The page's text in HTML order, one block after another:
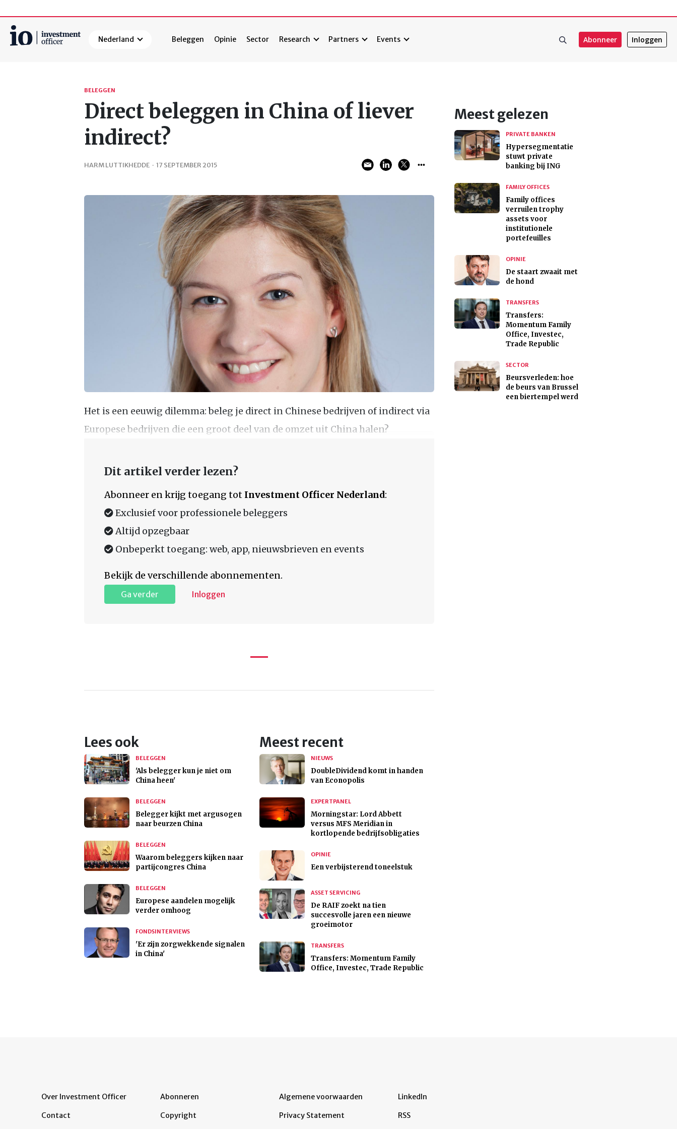
Nederland Beleggen Opinie Sector Research Partners Events Abonneer Inloggen
BELEGGEN
Direct beleggen in China of liever
indirect?
HARM LUTTIKHEDDE · 17 SEPTEMBER 2015
Het is een eeuwig dilemma: beleg je direct in Chinese bedrijven of indirect via
Europese bedrijven die een groot deel van de omzet uit China halen?
Dit artikel verder lezen?
Abonneer en krijg toegang tot Investment Officer Nederland:
Exclusief voor professionele beleggers
Altijd opzegbaar
Onbeperkt toegang: web, app, nieuwsbrieven en events
Bekijk de verschillende abonnementen.
Ga verder Inloggen
Lees ook
BELEGGEN
'Als belegger kun je niet om
China heen'
BELEGGEN
Belegger kijkt met argusogen
naar beurzen China
BELEGGEN
Waarom beleggers kijken naar
partijcongres China
BELEGGEN
Europese aandelen mogelijk
verder omhoog
FONDSINTERVIEWS
'Er zijn zorgwekkende signalen
in China'
Meest recent
NIEUWS
DoubleDividend komt in handen
van Econopolis
EXPERTPANEL
Morningstar: Lord Abbett
versus MFS Meridian in
kortlopende bedrijfsobligaties
OPINIE
Een verbijsterend toneelstuk
ASSET SERVICING
De RAIF zoekt na tien
succesvolle jaren een nieuwe
groeimotor
TRANSFERS
Transfers: Momentum Family
Office, Investec, Trade Republic
Meest gelezen
PRIVATE BANKEN
Hypersegmentatie
stuwt private
banking bij ING
FAMILY OFFICES
Family offices
verruilen trophy
assets voor
institutionele
portefeuilles
OPINIE
De staart zwaait met
de hond
TRANSFERS
Transfers:
Momentum Family
Office, Investec,
Trade Republic
SECTOR
Beursverleden: hoe
de beurs van Brussel
een biertempel werd
Over Investment Officer
Contact
Abonneren
Copyright
Algemene voorwaarden
Privacy Statement
LinkedIn
RSS